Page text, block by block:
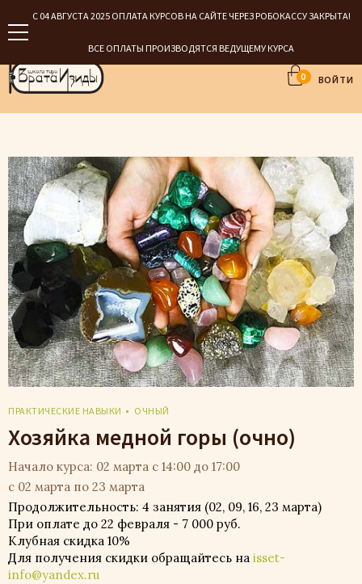
С 04 АВГУСТА 2025 ОПЛАТА КУРСОВ НА САЙТЕ ЧЕРЕЗ РОБОКАССУ ЗАКРЫТА!
ВСЕ ОПЛАТЫ ПРОИЗВОДЯТСЯ ВЕДУЩЕМУ КУРСА
0 ВОЙТИ
ПРАКТИЧЕСКИЕ НАВЫКИ ОЧНЫЙ
Хозяйка медной горы (очно)
Начало курса: 02 марта с 14:00 до 17:00
с 02 марта по 23 марта
Продолжительность: 4 занятия (02, 09, 16, 23 марта)
При оплате до 22 февраля - 7 000 руб.
Клубная скидка 10%
Для получения скидки обращайтесь на isset-
info@yandex.ru